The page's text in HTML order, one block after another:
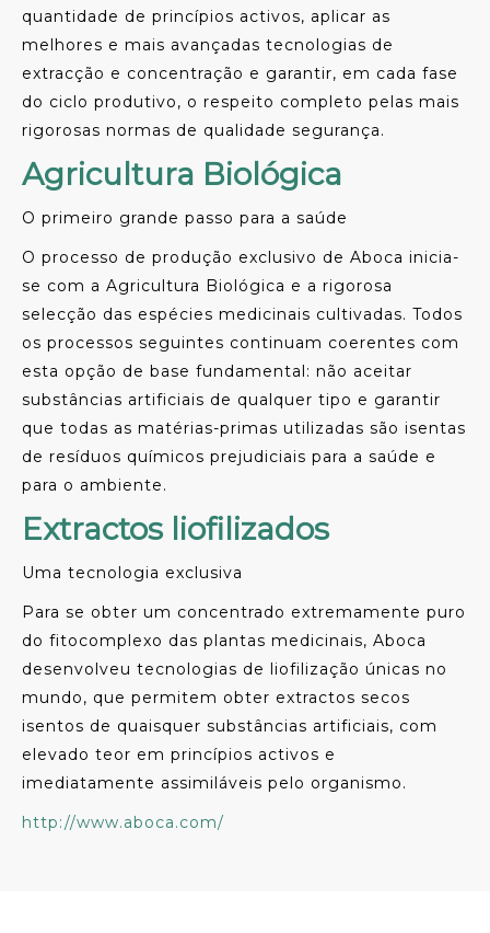
quantidade de princípios activos, aplicar as
melhores e mais avançadas tecnologias de
extracção e concentração e garantir, em cada fase
do ciclo produtivo, o respeito completo pelas mais
rigorosas normas de qualidade segurança.
Agricultura Biológica
O primeiro grande passo para a saúde
O processo de produção exclusivo de Aboca inicia-
se com a Agricultura Biológica e a rigorosa
selecção das espécies medicinais cultivadas. Todos
os processos seguintes continuam coerentes com
esta opção de base fundamental: não aceitar
substâncias artificiais de qualquer tipo e garantir
que todas as matérias-primas utilizadas são isentas
de resíduos químicos prejudiciais para a saúde e
para o ambiente.
Extractos liofilizados
Uma tecnologia exclusiva
Para se obter um concentrado extremamente puro
do fitocomplexo das plantas medicinais, Aboca
desenvolveu tecnologias de liofilização únicas no
mundo, que permitem obter extractos secos
isentos de quaisquer substâncias artificiais, com
elevado teor em princípios activos e
imediatamente assimiláveis pelo organismo.
http://www.aboca.com/